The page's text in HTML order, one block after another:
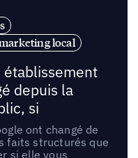
local
établissement
depuis la
si
ont changé de
faits structurés que
si elle vous